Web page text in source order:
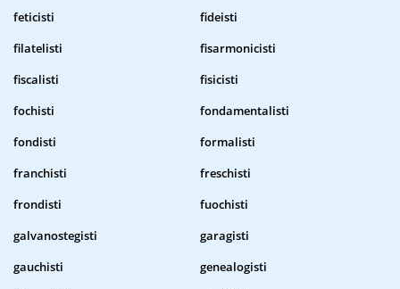
feticisti
fideisti
filatelisti
fisarmonicisti
fiscalisti
fisicisti
fochisti
fondamentalisti
fondisti
formalisti
franchisti
freschisti
frondisti
fuochisti
galvanostegisti
garagisti
gauchisti
genealogisti